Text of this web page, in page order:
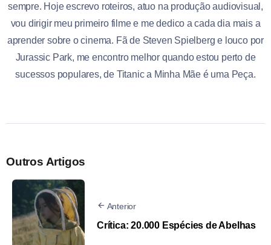
sempre. Hoje escrevo roteiros, atuo na produção audiovisual,
vou dirigir meu primeiro filme e me dedico a cada dia mais a
aprender sobre o cinema. Fã de Steven Spielberg e louco por
Jurassic Park, me encontro melhor quando estou perto de
sucessos populares, de Titanic a Minha Mãe é uma Peça.
Outros Artigos
Anterior
Crítica: 20.000 Espécies de Abelhas